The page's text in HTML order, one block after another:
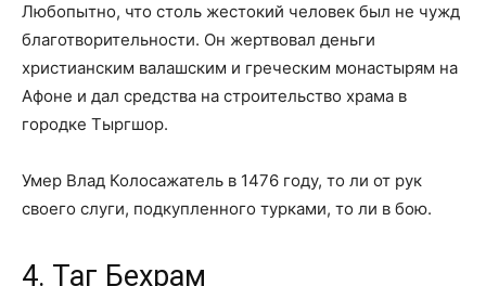
Любопытно, что столь жестокий человек был не чужд
благотворительности. Он жертвовал деньги
христианским валашским и греческим монастырям на
Афоне и дал средства на строительство храма в
городке Тыргшор.
Умер Влад Колосажатель в 1476 году, то ли от рук
своего слуги, подкупленного турками, то ли в бою.
4. Таг Бехрам